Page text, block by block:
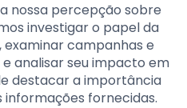
nossa percepção sobre
investigar o papel da
campanhas e
analisar seu impacto em
destacar a importância
fornecidas.